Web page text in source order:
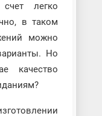
легко
в таком
можно
Но
качество